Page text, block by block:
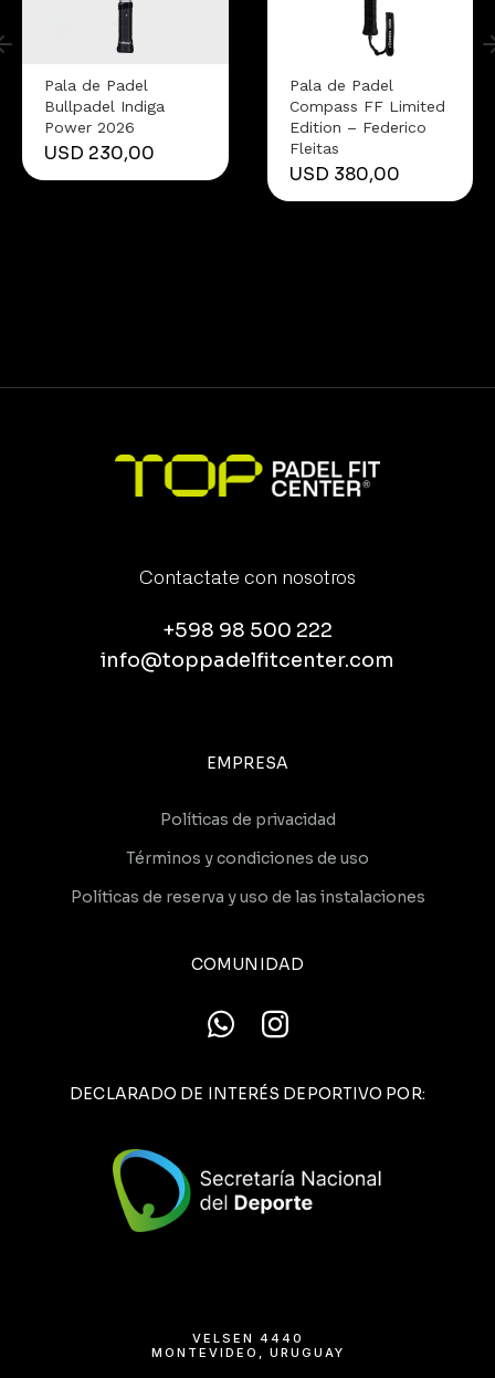
Pala de Padel
Bullpadel Indiga
Power 2026
USD 230,00
Pala de Padel
Compass FF Limited
Edition – Federico
Fleitas
USD 380,00
Contactate con nosotros
+598 98 500 222
info@toppadelfitcenter.com
EMPRESA
Políticas de privacidad
Términos y condiciones de uso
Políticas de reserva y uso de las instalaciones
COMUNIDAD
DECLARADO DE INTERÉS DEPORTIVO POR:
VELSEN 4440
MONTEVIDEO, URUGUAY